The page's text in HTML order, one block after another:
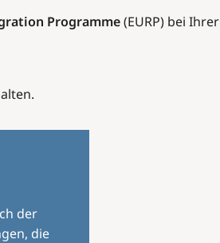
Programme(EURP) bei Ihrer
der
die